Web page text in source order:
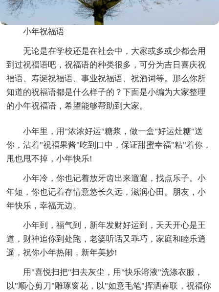
小年祝福语
无论是在学校还是在社会中，大家或多或少都会用
到过祝福语吧，祝福语的种类很多，可分为吉日喜庆祝
福语、寿诞祝福语、事业祝福语、祝酒词等。那么你所
知道的祝福语都是什么样子的？下面是小编为大家整理
的小年祝福语，希望能够帮助到大家。
小年里，用"浓浓好运"糖浆，做一盒"好运灶糖"送
你，沾着"祝福果酱"吃到口中，保证甜蜜幸福"粘"着你，
甩也甩不掉，小年快乐!
小年冷，你也记着放牙齿出来遛遛，找点乐子。小
年短，你也记着存情意悠长久远，滋润心田。朋友，小
年快乐，幸福无边。
小年到，福气到，新年发财好运到，天天开心是王
道，财神追你到处跑，老婆听话又乖巧，家庭和睦乐逍
遥，祝你小年热闹，新年美妙!
用"喜悦扫把"扫去灰尘，用"快乐溶液"洗涤衣服，
以"顺心剪刀"雕琢窗花，以"如意毛笔"挥洒春联，祝福你